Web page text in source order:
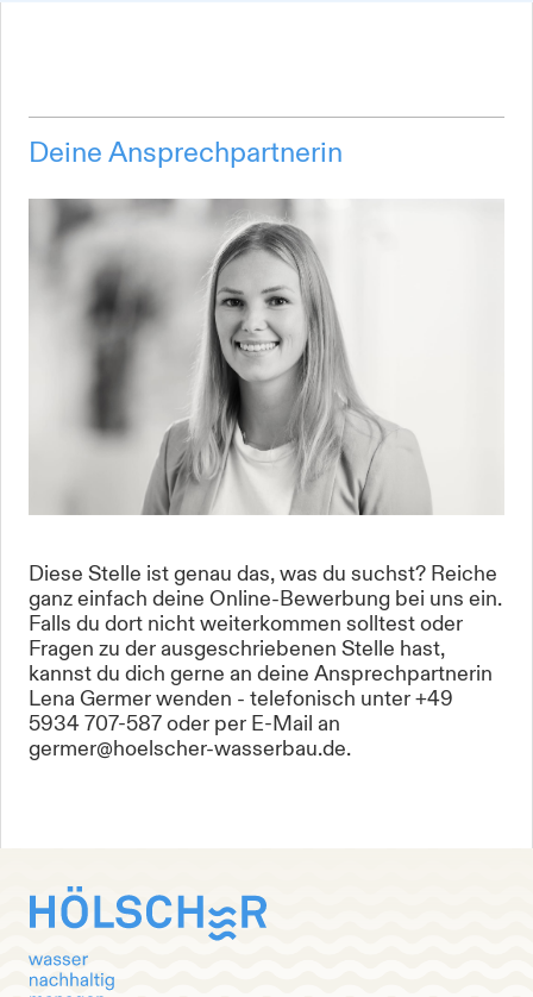
Deine Ansprechpartnerin
Diese Stelle ist genau das, was du suchst? Reiche
ganz einfach deine Online-Bewerbung bei uns ein.
Falls du dort nicht weiterkommen solltest oder
Fragen zu der ausgeschriebenen Stelle hast,
kannst du dich gerne an deine Ansprechpartnerin
Lena Germer wenden - telefonisch unter +49
5934 707-587 oder per E-Mail an
germer@hoelscher-wasserbau.de.